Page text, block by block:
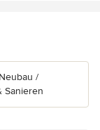
/
Sanieren